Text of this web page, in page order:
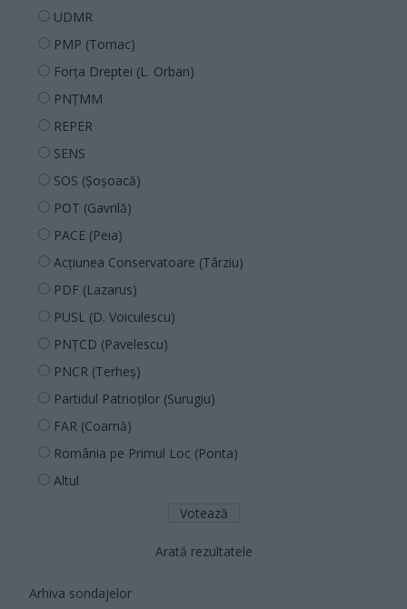
UDMR
PMP (Tomac)
Forța Dreptei (L. Orban)
PNȚMM
REPER
SENS
SOS (Șoșoacă)
POT (Gavrilă)
PACE (Peia)
Acțiunea Conservatoare (Târziu)
PDF (Lazarus)
PUSL (D. Voiculescu)
PNȚCD (Pavelescu)
PNCR (Terheș)
Partidul Patrioților (Surugiu)
FAR (Coarnă)
România pe Primul Loc (Ponta)
Altul
Arată rezultatele
Arhiva sondajelor